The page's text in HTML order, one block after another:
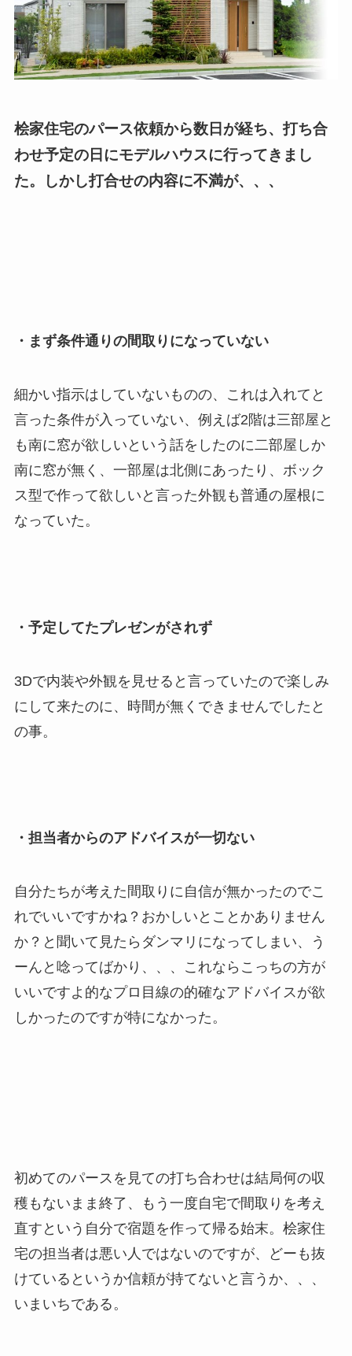
桧家住宅のパース依頼から数日が経ち、打ち合
わせ予定の日にモデルハウスに行ってきまし
た。しかし打合せの内容に不満が、、、
・まず条件通りの間取りになっていない
細かい指示はしていないものの、これは入れてと
言った条件が入っていない、例えば2階は三部屋と
も南に窓が欲しいという話をしたのに二部屋しか
南に窓が無く、一部屋は北側にあったり、ボック
ス型で作って欲しいと言った外観も普通の屋根に
なっていた。
・予定してたプレゼンがされず
3Dで内装や外観を見せると言っていたので楽しみ
にして来たのに、時間が無くできませんでしたと
の事。
・担当者からのアドバイスが一切ない
自分たちが考えた間取りに自信が無かったのでこ
れでいいですかね？おかしいとことかありません
か？と聞いて見たらダンマリになってしまい、う
ーんと唸ってばかり、、、これならこっちの方が
いいですよ的なプロ目線の的確なアドバイスが欲
しかったのですが特になかった。
初めてのパースを見ての打ち合わせは結局何の収
穫もないまま終了、もう一度自宅で間取りを考え
直すという自分で宿題を作って帰る始末。桧家住
宅の担当者は悪い人ではないのですが、どーも抜
けているというか信頼が持てないと言うか、、、
いまいちである。